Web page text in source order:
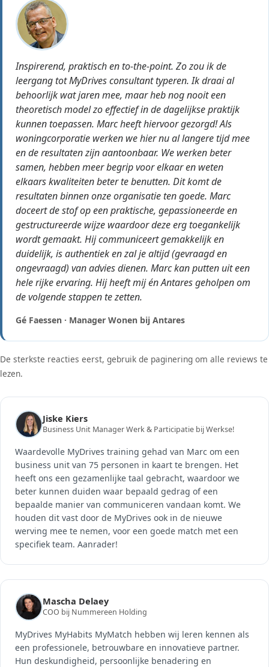
Inspirerend, praktisch en to-the-point. Zo zou ik de
leergang tot MyDrives consultant typeren. Ik draai al
behoorlijk wat jaren mee, maar heb nog nooit een
theoretisch model zo effectief in de dagelijkse praktijk
kunnen toepassen. Marc heeft hiervoor gezorgd! Als
woningcorporatie werken we hier nu al langere tijd mee
en de resultaten zijn aantoonbaar. We werken beter
samen, hebben meer begrip voor elkaar en weten
elkaars kwaliteiten beter te benutten. Dit komt de
resultaten binnen onze organisatie ten goede. Marc
doceert de stof op een praktische, gepassioneerde en
gestructureerde wijze waardoor deze erg toegankelijk
wordt gemaakt. Hij communiceert gemakkelijk en
duidelijk, is authentiek en zal je altijd (gevraagd en
ongevraagd) van advies dienen. Marc kan putten uit een
hele rijke ervaring. Hij heeft mij én Antares geholpen om
de volgende stappen te zetten.
Gé Faessen · Manager Wonen bij Antares
De sterkste reacties eerst, gebruik de paginering om alle reviews te
lezen.
Jiske Kiers
Business Unit Manager Werk & Participatie bij Werkse!
Waardevolle MyDrives training gehad van Marc om een
business unit van 75 personen in kaart te brengen. Het
heeft ons een gezamenlijke taal gebracht, waardoor we
beter kunnen duiden waar bepaald gedrag of een
bepaalde manier van communiceren vandaan komt. We
houden dit vast door de MyDrives ook in de nieuwe
werving mee te nemen, voor een goede match met een
specifiek team. Aanrader!
Mascha Delaey
COO bij Nummereen Holding
MyDrives MyHabits MyMatch hebben wij leren kennen als
een professionele, betrouwbare en innovatieve partner.
Hun deskundigheid, persoonlijke benadering en